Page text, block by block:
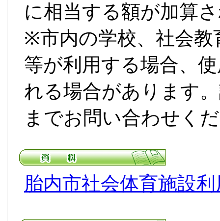
に相当する額が加算
※市内の学校、社会教
等が利用する場合、
れる場合があります
までお問い合わせく
胎内市社会体育施設